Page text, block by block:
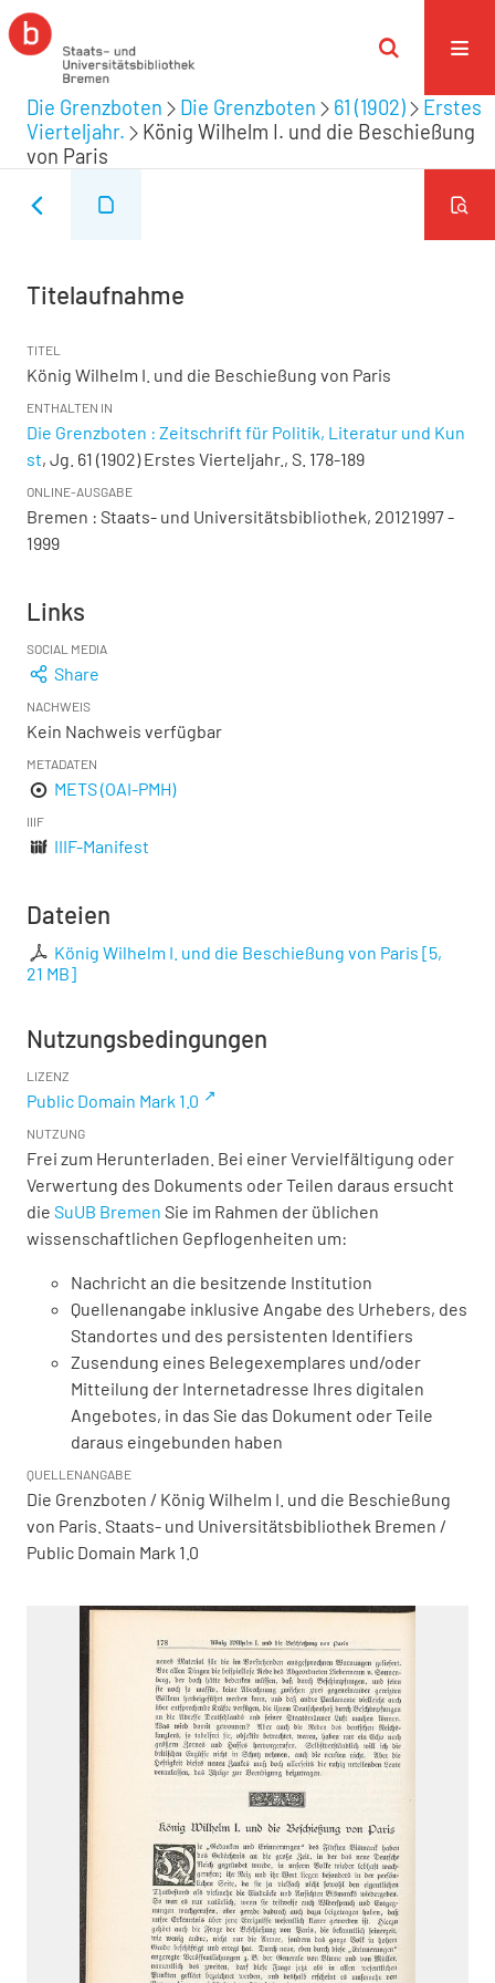
Die Grenzboten Die Grenzboten 61 (1902)
Erstes
Vierteljahr.
König Wilhelm I. und die Beschießung
von Paris
Titelaufnahme
TITEL
König Wilhelm I. und die Beschießung von Paris
ENTHALTEN IN
Die Grenzboten : Zeitschrift für Politik, Literatur und Kun
st, Jg. 61 (1902) Erstes Vierteljahr., S. 178-189
ONLINE-AUSGABE
Bremen : Staats- und Universitätsbibliothek, 20121997 -
1999
Links
SOCIAL MEDIA
Share
NACHWEIS
Kein Nachweis verfügbar
METADATEN
METS (OAI-PMH)
IIIF
IIIF-Manifest
Dateien
König Wilhelm I. und die Beschießung von Paris [5,
21 MB]
Nutzungsbedingungen
LIZENZ
Public Domain Mark 1.0
NUTZUNG
Frei zum Herunterladen. Bei einer Vervielfältigung oder
Verwertung des Dokuments oder Teilen daraus ersucht
die SuUB Bremen Sie im Rahmen der üblichen
wissenschaftlichen Gepflogenheiten um:
Nachricht an die besitzende Institution
Quellenangabe inklusive Angabe des Urhebers, des
Standortes und des persistenten Identifiers
Zusendung eines Belegexemplares und/oder
Mitteilung der Internetadresse Ihres digitalen
Angebotes, in das Sie das Dokument oder Teile
daraus eingebunden haben
QUELLENANGABE
Die Grenzboten / König Wilhelm I. und die Beschießung
von Paris. Staats- und Universitätsbibliothek Bremen /
Public Domain Mark 1.0